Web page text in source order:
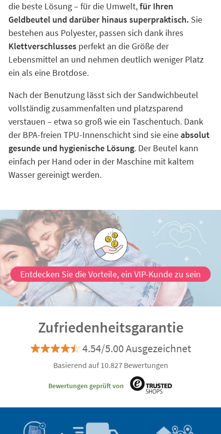
die beste Lösung – für die Umwelt,für Ihren
Geldbeutel und darüber hinaus superpraktisch. Sie
bestehen aus Polyester, passen sich dank ihres
Klettverschlusses perfekt an die Größe der
Lebensmittel an und nehmen deutlich weniger Platz
ein als eine Brotdose.
Nach der Benutzung lässt sich der Sandwichbeutel
vollständig zusammenfalten und platzsparend
verstauen – etwa so groß wie ein Taschentuch. Dank
der BPA-freien TPU-Innenschicht sind sie eineabsolut
gesunde und hygienische Lösung. Der Beutel kann
einfach per Hand oder in der Maschine mit kaltem
Wasser gereinigt werden.
Entdecken Sie die Vorteile, ein VIP-Kunde zu sein
Zufriedenheitsgarantie
4.54/5.00 Ausgezeichnet
Basierend auf 10.827 Bewertungen
Bewertungen geprüft von